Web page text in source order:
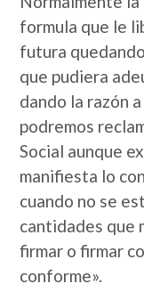
formula que le
futura
que pudiera
dando la razón
podremos
Social aunque
manifiesta lo
cuando no se
cantidades que
firmar o firmar
conforme».